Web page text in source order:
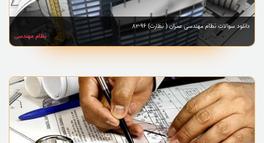
دانلود سوالات نظام مهندسی عمران ( نظارت) 96-82
نظام مهندسی